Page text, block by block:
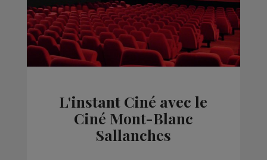
L'instant Ciné avec le
Ciné Mont-Blanc
Sallanches